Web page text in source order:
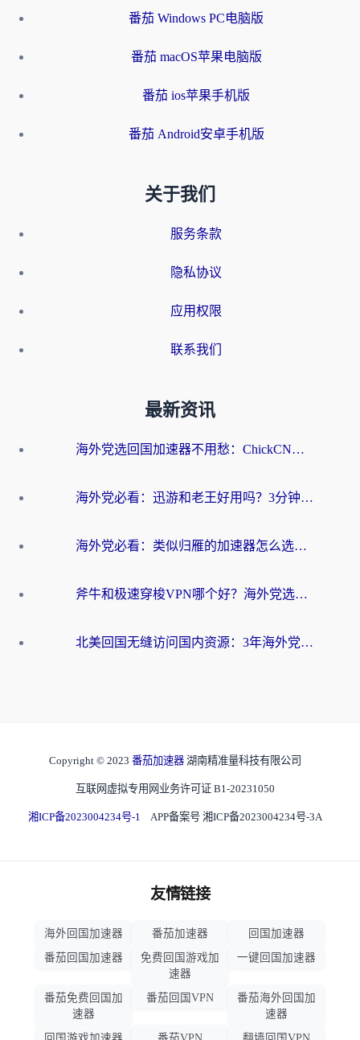
番茄 Windows PC电脑版
番茄 macOS苹果电脑版
番茄 ios苹果手机版
番茄 Android安卓手机版
关于我们
服务条款
隐私协议
应用权限
联系我们
最新资讯
海外党选回国加速器不用愁：ChickCN和洞见哪个好？一篇搞定所有疑问
海外党必看：迅游和老王好用吗？3分钟选对加速国内网络的加速器
海外党必看：类似归雁的加速器怎么选？一篇搞定无缝访问国内资源
斧牛和极速穿梭VPN哪个好？海外党选回国加速器必看的真实对比与避坑指南
北美回国无缝访问国内资源：3年海外党亲测的加速器选择指南
Copyright © 2023 番茄加速器 湖南精准量科技有限公司
互联网虚拟专用网业务许可证 B1-20231050
湘ICP备2023004234号-1 APP备案号 湘ICP备2023004234号-3A
友情链接
海外回国加速器 番茄加速器
回国加速器
番茄回国加速器
免费回国游戏加
速器
一键回国加速器
番茄免费回国加
速器
番茄回国VPN
番茄海外回国加
速器